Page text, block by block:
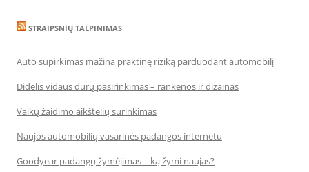
STRAIPSNIŲ TALPINIMAS
Auto supirkimas mažina praktinę riziką parduodant automobilį
Didelis vidaus durų pasirinkimas – rankenos ir dizainas
Vaikų žaidimo aikštelių surinkimas
Naujos automobilių vasarinės padangos internetu
Goodyear padangų žymėjimas – ką žymi naujas?